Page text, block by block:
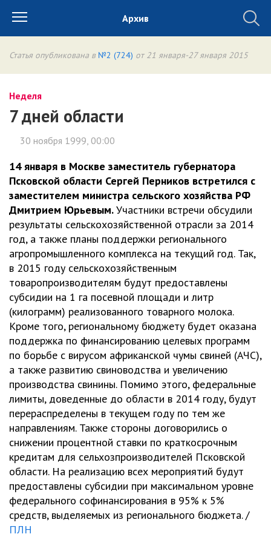
Архив
Статья опубликована в №2 (724) от 21 января-27 января 2015
Неделя
7 дней области
30 ноября 1999, 00:00
14 января в Москве заместитель губернатора
Псковской области Сергей Перников встретился с
заместителем министра сельского хозяйства РФ
Дмитрием Юрьевым.Участники встречи обсудили
результаты сельскохозяйственной отрасли за 2014
год, а также планы поддержки регионального
агропромышленного комплекса на текущий год. Так,
в 2015 году сельскохозяйственным
товаропроизводителям будут предоставлены
субсидии на 1 га посевной площади и литр
(килограмм) реализованного товарного молока.
Кроме того, региональному бюджету будет оказана
поддержка по финансированию целевых программ
по борьбе с вирусом африканской чумы свиней (АЧС),
а также развитию свиноводства и увеличению
производства свинины. Помимо этого, федеральные
лимиты, доведенные до области в 2014 году, будут
перераспределены в текущем году по тем же
направлениям. Также стороны договорились о
снижении процентной ставки по краткосрочным
кредитам для сельхозпроизводителей Псковской
области. На реализацию всех мероприятий будут
предоставлены субсидии при максимальном уровне
федерального софинансирования в 95% к 5%
средств, выделяемых из регионального бюджета. /
ПЛН